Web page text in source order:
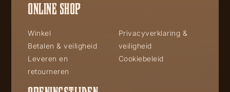
ONLINE SHOP
Winkel
Betalen & veiligheid
Leveren en
retourneren
Privacyverklaring &
veiligheid
Cookiebeleid